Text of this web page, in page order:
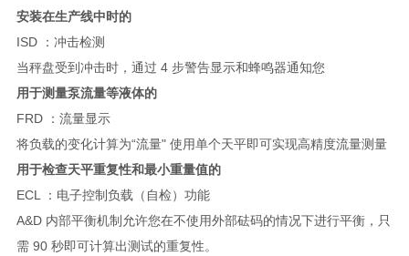
安装在生产线中时的
ISD ：冲击检测
当秤盘受到冲击时，通过 4 步警告显示和蜂鸣器通知您
用于测量泵流量等液体的
FRD ：流量显示
将负载的变化计算为“流量" 使用单个天平即可实现高精度流量测量
用于检查天平重复性和最小重量值的
ECL ：电子控制负载（自检）功能
A&D 内部平衡机制允许您在不使用外部砝码的情况下进行平衡，只
需 90 秒即可计算出测试的重复性。